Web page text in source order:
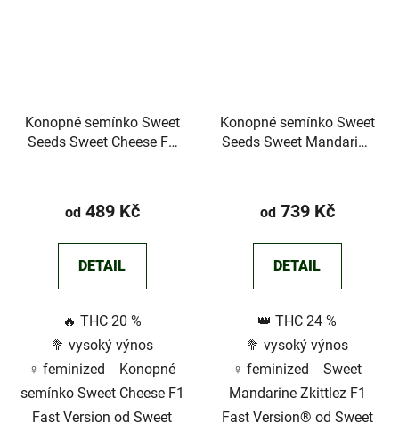
Konopné semínko Sweet
Seeds Sweet Cheese F1
od489 Kč
DETAIL
🔥 THC 20 %
🥦 vysoký výnos
♀️ feminized Konopné
semínko Sweet Cheese F1
Fast Version od Sweet
Konopné semínko Sweet
Seeds Sweet Mandarine
od739 Kč
DETAIL
👑 THC 24 %
🥦 vysoký výnos
♀️ feminized Sweet
Mandarine Zkittlez F1
Fast Version® od Sweet